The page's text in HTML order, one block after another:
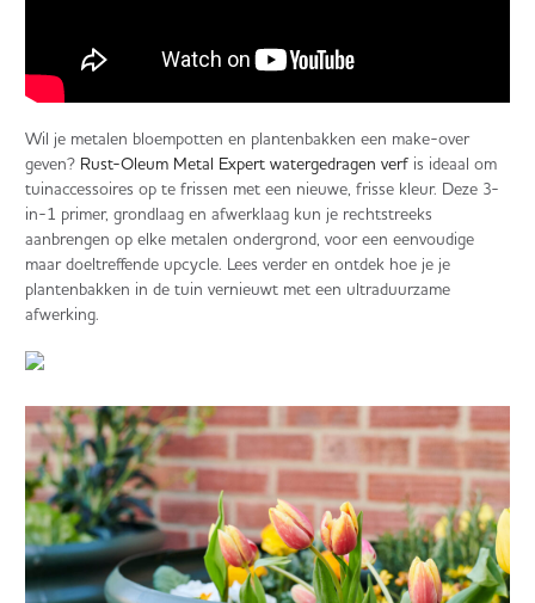
Wil je metalen bloempotten en plantenbakken een make-over
geven? Rust-Oleum Metal Expert watergedragen verf is ideaal om
tuinaccessoires op te frissen met een nieuwe, frisse kleur. Deze 3-
in-1 primer, grondlaag en afwerklaag kun je rechtstreeks
aanbrengen op elke metalen ondergrond, voor een eenvoudige
maar doeltreffende upcycle. Lees verder en ontdek hoe je je
plantenbakken in de tuin vernieuwt met een ultraduurzame
afwerking.